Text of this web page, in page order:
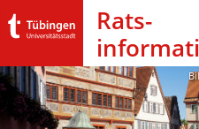
Rats­